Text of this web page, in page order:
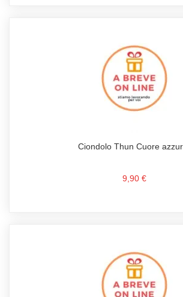
Ciondolo Thun Cuore
9,90 €